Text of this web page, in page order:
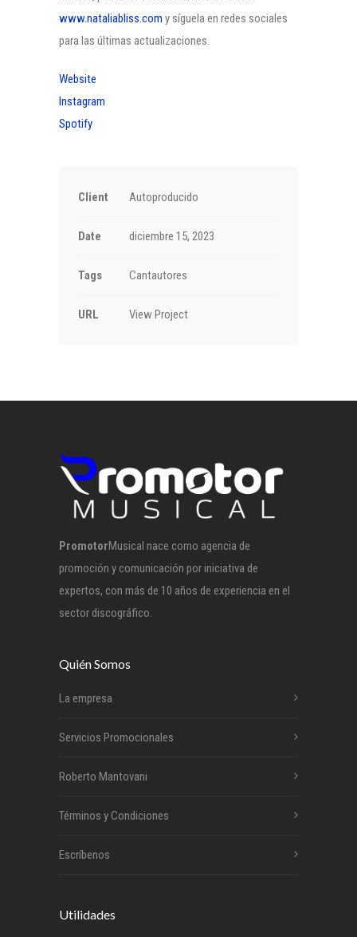
www.nataliabliss.com y síguela en redes sociales
para las últimas actualizaciones.
Website
Instagram
Spotify
Client Autoproducido
Date diciembre 15, 2023
Tags Cantautores
URL View Project
PromotorMusical nace como agencia de
promoción y comunicación por iniciativa de
expertos, con más de 10 años de experiencia en el
sector discográfico.
Quién Somos
La empresa
Servicios Promocionales
Roberto Mantovani
Términos y Condiciones
Escríbenos
Utilidades